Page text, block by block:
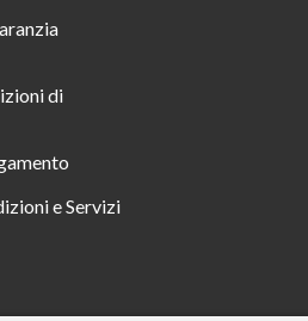
di
e Servizi